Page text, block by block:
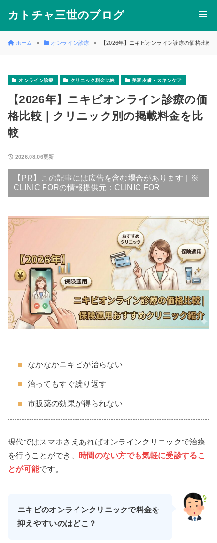
カトチャ三世のブログ
ホーム オンライン診療 【2026年】ニキビオンライン診療の価格比較
オンライン診療 クリニック料金比較 美容皮膚・スキンケア
【2026年】ニキビオンライン診療の価
格比較｜クリニック別の掲載料金を比
較
2026.08.06更新
【PR】この記事には広告を含む場合があります｜※
CLINIC FORの情報提供元：CLINIC FOR
なかなかニキビが治らない
治ってもすぐ繰り返す
市販薬の効果が得られない
現代ではスマホさえあればオンラインクリニックで治療
を行うことができ、
時間のない方でも気軽に受診するこ
とが可能です。
ニキビのオンラインクリニックで料金を
抑えやすいのはどこ？